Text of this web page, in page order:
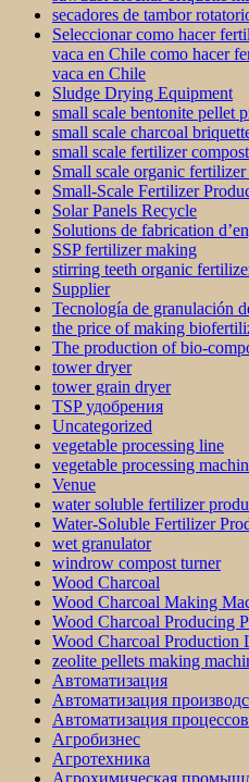
secadores de tambor
Seleccionar como hacer
vaca en Chile como hacer
vaca en Chile
Sludge Drying Equipment
small scale bentonite pellet
small scale charcoal
small scale fertilizer
Small scale organic
Small-Scale Fertilizer
Solar Panels Recycle
Solutions de fabrication
SSP fertilizer making
stirring teeth organic
Supplier
Tecnología de granulación
the price of making
The production of bio-
tower dryer
tower grain dryer
TSP удобрения
Uncategorized
vegetable processing line
vegetable processing
Venue
water soluble fertilizer
Water-Soluble Fertilizer
wet granulator
windrow compost turner
Wood Charcoal
Wood Charcoal Making
Wood Charcoal Producing
Wood Charcoal Production
zeolite pellets making
Автоматизация
Автоматизация
Автоматизация процессов
Агробизнес
Агротехника
Агрохимическая